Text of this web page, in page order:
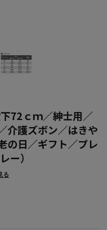
72ｃｍ／紳士用／
介護ズボン／はきや
の日／ギフト／プレ
ー）
る